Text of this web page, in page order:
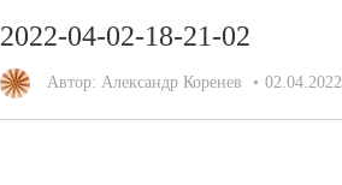
2022-04-02-18-21-02
Автор: Александр Коренев 02.04.2022